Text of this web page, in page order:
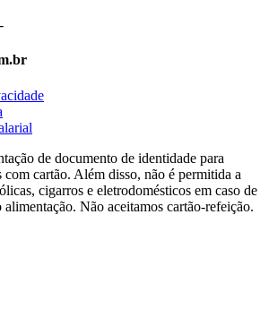
de documento de identidade para
com cartão. Além disso, não é permitida a
cigarros e eletrodomésticos em caso de
alimentação. Não aceitamos cartão-refeição.